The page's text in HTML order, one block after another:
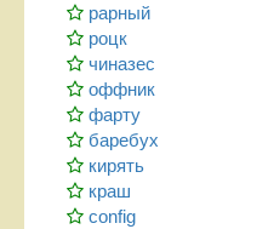
рарный
роцк
чиназес
оффник
фарту
баребух
кирять
краш
config